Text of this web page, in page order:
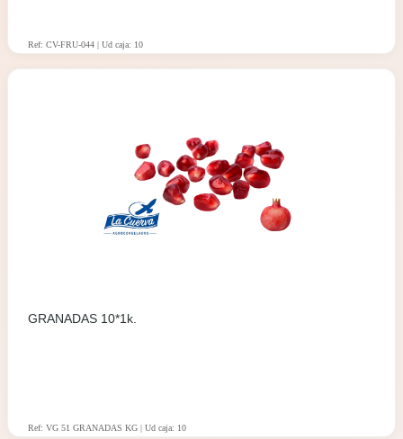
Ref: CV-FRU-044 | Ud caja: 10
GRANADAS 10*1k.
Ref: VG 51 GRANADAS KG | Ud caja: 10